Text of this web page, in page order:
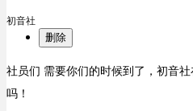
初音社
删除
社员们 需要你们的时候到了，初音
吗！